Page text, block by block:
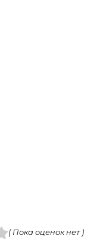
( Пока оценок нет )